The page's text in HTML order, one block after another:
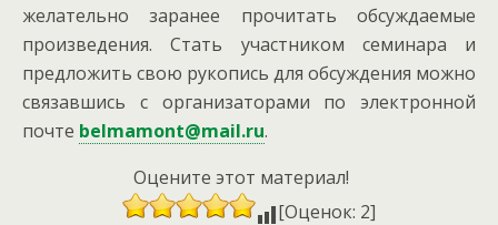
желательно заранее прочитать обсуждаемые
произведения. Стать участником семинара и
предложить свою рукопись для обсуждения можно
связавшись с организаторами по электронной
почте belmamont@mail.ru.
Оцените этот материал!
[Оценок: 2]